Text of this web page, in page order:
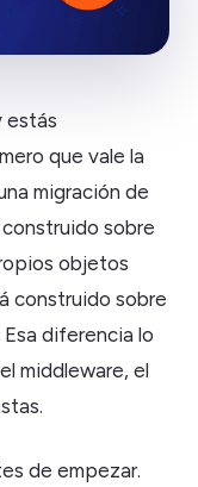
estás
que vale la
migración de
sobre
objetos
construido sobre
diferencia lo
middleware, el
de empezar.